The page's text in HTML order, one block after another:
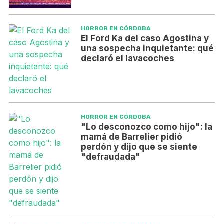
HORROR EN CÓRDOBA
El Ford Ka del caso Agostina y
una sospecha inquietante: qué
declaró el lavacoches
HORROR EN CÓRDOBA
"Lo desconozco como hijo": la
mamá de Barrelier pidió
perdón y dijo que se siente
"defraudada"